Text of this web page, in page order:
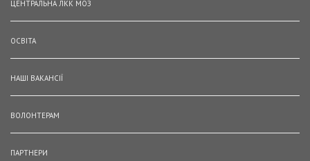
ЦЕНТРАЛЬНА ЛКК МОЗ
ОСВІТА
НАШІ ВАКАНСІЇ
ВОЛОНТЕРАМ
ПАРТНЕРИ